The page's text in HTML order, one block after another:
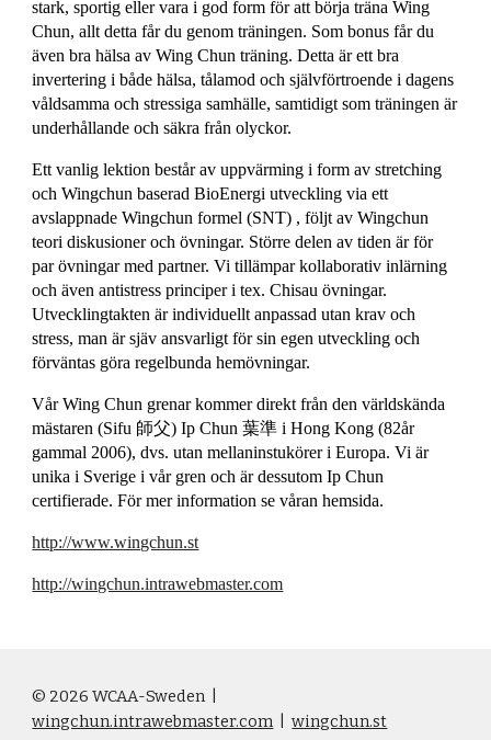
stark, sportig eller vara i god form för att börja träna Wing
Chun, allt detta får du genom träningen. Som bonus får du
även bra hälsa av Wing Chun träning. Detta är ett bra
invertering i både hälsa, tålamod och självförtroende i dagens
våldsamma och stressiga samhälle, samtidigt som träningen är
underhållande och säkra från olyckor.
Ett vanlig lektion består av uppvärming i form av stretching
och Wingchun baserad BioEnergi utveckling via ett
avslappnade Wingchun formel (SNT) , följt av Wingchun
teori diskusioner och övningar. Större delen av tiden är för
par övningar med partner. Vi tillämpar kollaborativ inlärning
och även antistress principer i tex. Chisau övningar.
Utvecklingtakten är individuellt anpassad utan krav och
stress, man är sjäv ansvarligt för sin egen utveckling och
förväntas göra regelbunda hemövningar.
Vår Wing Chun grenar kommer direkt från den världskända
mästaren (Sifu 師父) Ip Chun 葉準 i Hong Kong (82år
gammal 2006), dvs. utan mellaninstukörer i Europa. Vi är
unika i Sverige i vår gren och är dessutom Ip Chun
certifierade. För mer information se våran hemsida.
http://www.wingchun.st
http://wingchun.intrawebmaster.com
© 2026 WCAA-Sweden
wingchun.intrawebmaster.com
wingchun.st